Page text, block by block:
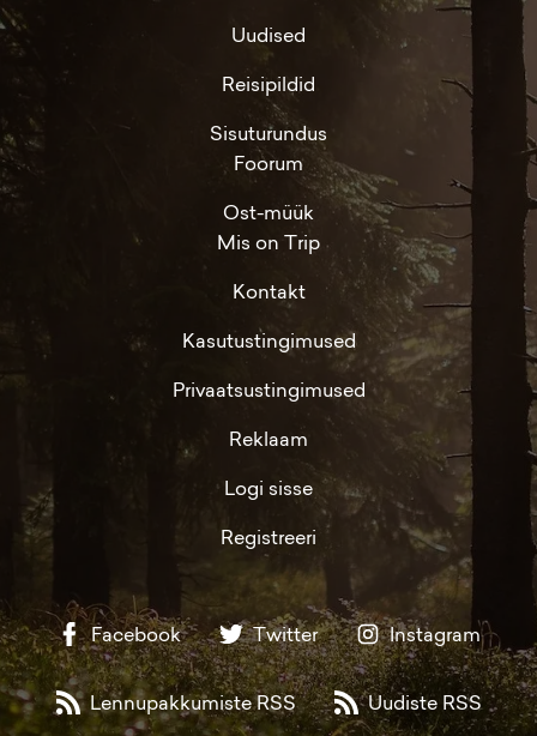
Uudised
Reisipildid
Sisuturundus
Foorum
Ost-müük
Mis on Trip
Kontakt
Kasutustingimused
Privaatsustingimused
Reklaam
Logi sisse
Registreeri
Facebook Twitter Instagram
Lennupakkumiste RSS Uudiste RSS